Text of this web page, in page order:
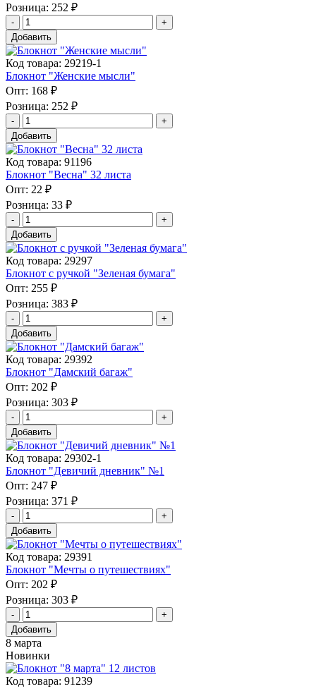
Розница: 252 ₽
Добавить
Код товара: 29219-1
Блокнот "Женские мысли"
Опт: 168 ₽
Розница: 252 ₽
Добавить
Код товара: 91196
Блокнот "Весна" 32 листа
Опт: 22 ₽
Розница: 33 ₽
Добавить
Код товара: 29297
Блокнот с ручкой "Зеленая бумага"
Опт: 255 ₽
Розница: 383 ₽
Добавить
Код товара: 29392
Блокнот "Дамский багаж"
Опт: 202 ₽
Розница: 303 ₽
Добавить
Код товара: 29302-1
Блокнот "Девичий дневник" №1
Опт: 247 ₽
Розница: 371 ₽
Добавить
Код товара: 29391
Блокнот "Мечты о путешествиях"
Опт: 202 ₽
Розница: 303 ₽
Добавить
8 марта
Новинки
Код товара: 91239